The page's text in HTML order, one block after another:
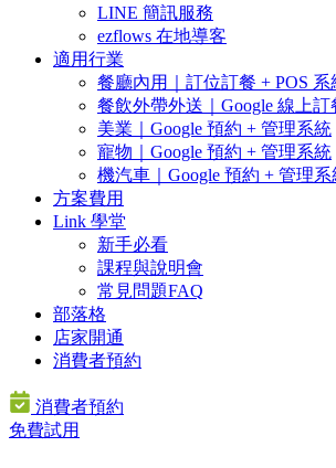
LINE 簡訊服務
ezflows 在地導客
適用行業
餐廳內用｜訂位訂餐 + POS 系
餐飲外帶外送｜Google 線上訂
美業｜Google 預約 + 管理系統
寵物｜Google 預約 + 管理系統
機汽車｜Google 預約 + 管理系
方案費用
Link 學堂
新手必看
課程與說明會
常見問題FAQ
部落格
店家開通
消費者預約
消費者預約
免費試用